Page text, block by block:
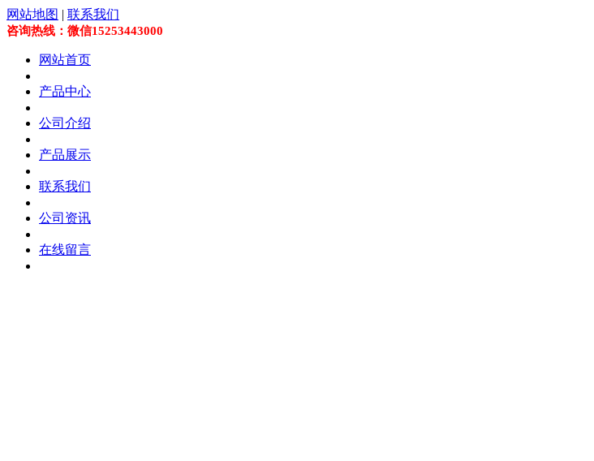
网站地图 | 联系我们
咨询热线：微信15253443000
网站首页
产品中心
公司介绍
产品展示
联系我们
公司资讯
在线留言